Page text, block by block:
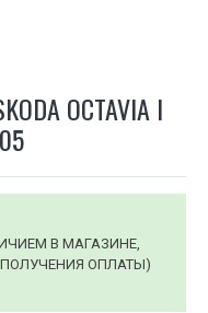
OCTAVIA I
В МАГАЗИНЕ,
ОПЛАТЫ)